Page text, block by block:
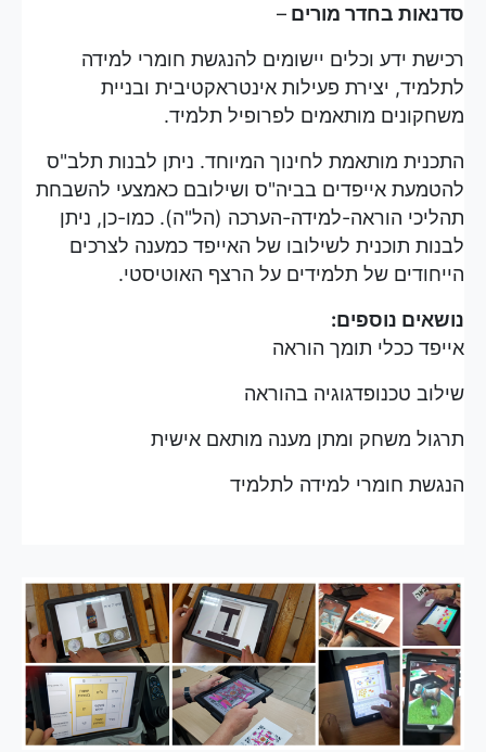
סדנאות בחדר מורים –
רכישת ידע וכלים יישומים להנגשת חומרי למידה
לתלמיד, יצירת פעילות אינטראקטיבית ובניית
משחקונים מותאמים לפרופיל תלמיד.
התכנית מותאמת לחינוך המיוחד. ניתן לבנות תלב"ס
להטמעת אייפדים בביה"ס ושילובם כאמצעי להשבחת
תהליכי הוראה-למידה-הערכה (הל"ה). כמו-כן, ניתן
לבנות תוכנית לשילובו של האייפד כמענה לצרכים
הייחודים של תלמידים על הרצף האוטיסטי.
נושאים נוספים:
אייפד ככלי תומך הוראה
שילוב טכנופדגוגיה בהוראה
תרגול משחק ומתן מענה מותאם אישית
הנגשת חומרי למידה לתלמיד